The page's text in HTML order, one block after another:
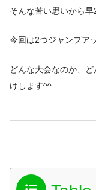
そんな苦い思いから早
今回は2つジャンプア
どんな大会なのか、
けします^^